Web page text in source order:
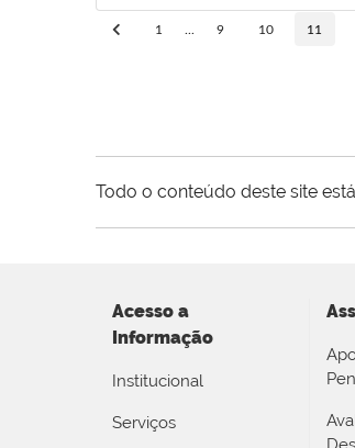
1 9 10 11
Todo o conteúdo deste site
Acesso a
Informação
Institucional
Serviços